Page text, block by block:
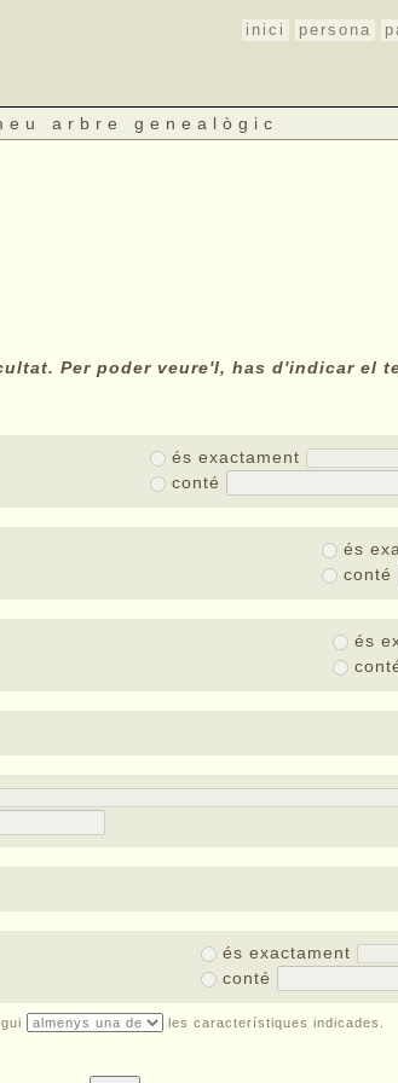
inici persona
arbre genealògic
Per poder veure'l, has d'indicar el
és exactament
conté
és
conté
és
és exactament
conté
les característiques indicades.